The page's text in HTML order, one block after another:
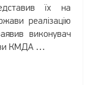
їх на
реалізацію
виконувач
КМДА …